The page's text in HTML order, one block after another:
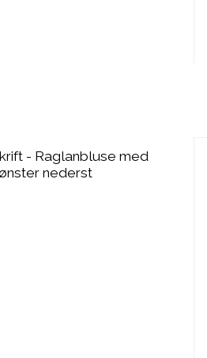
- Raglanbluse med
nederst